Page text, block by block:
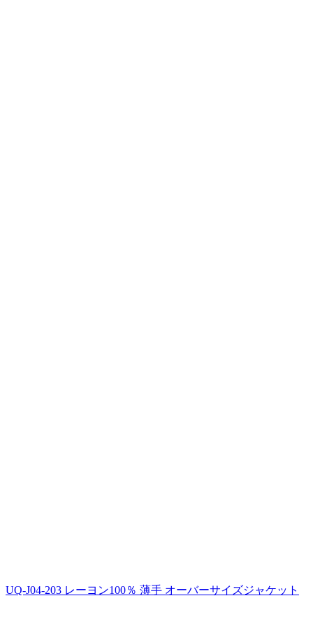
UQ-J04-203 レーヨン100％ 薄手 オーバーサイズジャケット